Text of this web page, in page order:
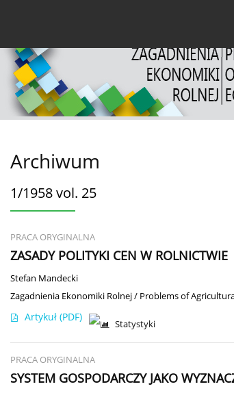
Archiwum
1/1958 vol. 25
PRACA ORYGINALNA
ZASADY POLITYKI CEN W ROLNICTWIE
Stefan Mandecki
Zagadnienia Ekonomiki Rolnej / Problems of
Artykuł (PDF)
Statystyki
PRACA ORYGINALNA
SYSTEM GOSPODARCZY JAKO